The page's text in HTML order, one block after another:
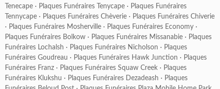
Tenecape · Plaques Funéraires Tenycape · Plaques Funéraires
Tennycape · Plaques Funéraires Chèverie · Plaques Funéraires Chiverie
· Plaques Funéraires Mosherville · Plaques Funéraires Economy ·
Plaques Funéraires Bolkow · Plaques Funéraires Missanabie · Plaques
Funéraires Lochalsh · Plaques Funéraires Nicholson · Plaques
Funéraires Goudreau · Plaques Funéraires Hawk Junction · Plaques
Funéraires Franz · Plaques Funéraires Squaw Creek · Plaques
Funéraires Klukshu · Plaques Funéraires Dezadeash · Plaques